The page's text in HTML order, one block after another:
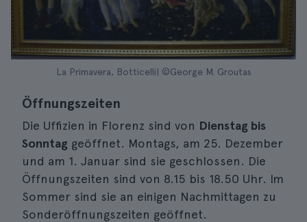
La Primavera, Botticelli| ©George M. Groutas
Öffnungszeiten
Die Uffizien in Florenz sind von Dienstag bis
Sonntag geöffnet. Montags, am 25. Dezember
und am 1. Januar sind sie geschlossen. Die
Öffnungszeiten sind von 8.15 bis 18.50 Uhr. Im
Sommer sind sie an einigen Nachmittagen zu
Sonderöffnungszeiten geöffnet.